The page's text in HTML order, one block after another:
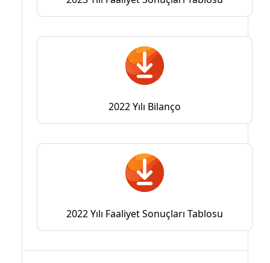
2022 Yılı Bilanço
2022 Yılı Faaliyet Sonuçları Tablosu